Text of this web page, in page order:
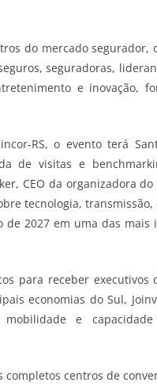
do mercado segurador,
seguradoras,
e inovação,
RS, o evento terá
de visitas e
CEO da organizadora
tecnologia,
2027 em uma das mais
para receber
economias do Sul,
e
centros de